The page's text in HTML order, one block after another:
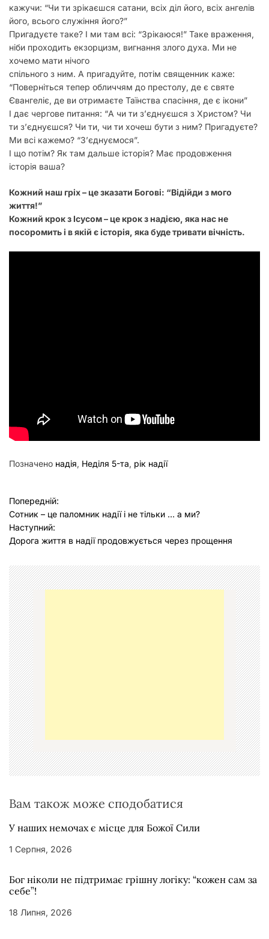
кажучи: “Чи ти зрікаєшся сатани, всіх діл його, всіх ангелів
його, всього служіння його?”
Пригадуєте таке? І ми там всі: “Зрікаюся!” Таке враження,
ніби проходить екзорцизм, вигнання злого духа. Ми не
хочемо мати нічого
спільного з ним. А пригадуйте, потім священник каже:
“Поверніться тепер обличчям до престолу, де є святе
Євангеліє, де ви отримаєте Таїнства спасіння, де є ікони”
І дає чергове питання: “А чи ти з’єднуєшся з Христом? Чи
ти з’єднуєшся? Чи ти, чи ти хочеш бути з ним? Пригадуєте?
Ми всі кажемо? “З’єднуємося”.
І що потім? Як там дальше історія? Має продовження
історія ваша?
Кожний наш гріх – це зказати Богові: “Відійди з мого
життя!”
Кожний крок з Ісусом – це крок з надією, яка нас не
посоромить і в якій є історія, яка буде тривати вічність.
Позначено надія, Неділя 5-та, рік надії
Н
а
в
і
г
а
ц
і
я
з
а
п
и
с
в
Попередній:
Сотник – це паломник надії і не тільки … а ми?
Наступний:
Дорога життя в надії продовжується через прощення
Вам також може сподобатися
У наших немочах є місце для Божої Сили
1 Серпня, 2026
Бог ніколи не підтримає грішну логіку: “кожен сам за
себе”!
18 Липня, 2026